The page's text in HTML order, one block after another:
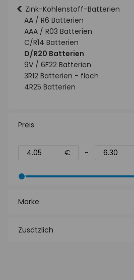
< Zink-Kohlenstoff-Batterien
AA / R6 Batterien
AAA / R03 Batterien
C/R14 Batterien
D/R20 Batterien
9V / 6F22 Batterien
3R12 Batterien - flach
4R25 Batterien
Preis
€ -
Marke
Zusätzlich